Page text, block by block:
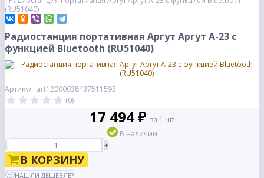
(RU51040)
Радиостанция портативная Аргут Аргут А-23 с
функцией Bluetooth (RU51040)
Артикул: art12000038437511593
(0)
17 494 ₽ за 1 шт
В наличии
-
+
В КОРЗИНУ
НАШЛИ ДЕШЕВЛЕ?